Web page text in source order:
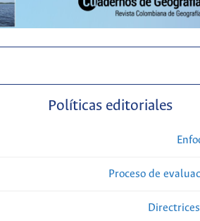
Políticas editoriales
Proceso de